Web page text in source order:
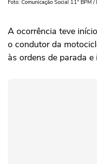
Foto: Comunicação Social 11° BPM
A ocorrência teve
o condutor da
às ordens de parada